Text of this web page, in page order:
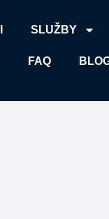
SLUŽBY
FAQ